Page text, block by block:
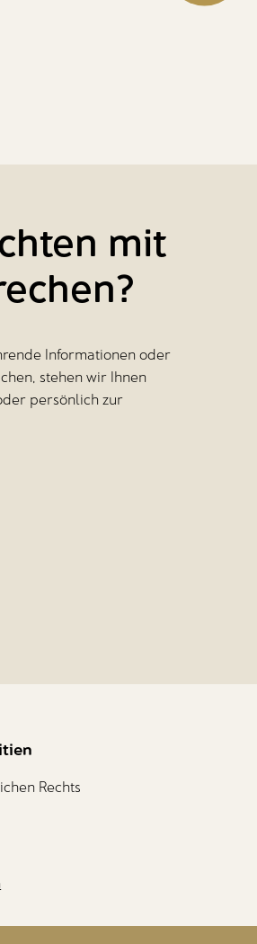
mit
Informationen oder
stehen wir Ihnen
persönlich zur
Rechts